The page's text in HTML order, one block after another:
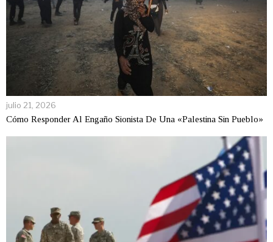
julio 21, 2026
Cómo Responder Al Engaño Sionista De Una «Palestina Sin Pueblo»